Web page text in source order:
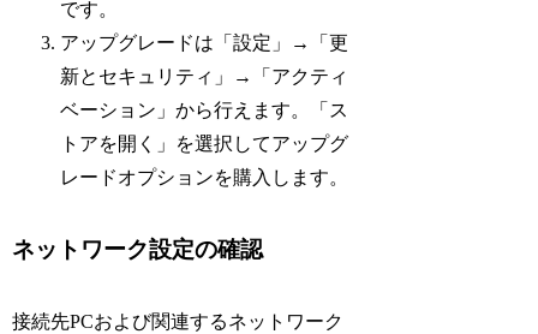
です。
アップグレードは「設定」→「更
新とセキュリティ」→「アクティ
ベーション」から行えます。「ス
トアを開く」を選択してアップグ
レードオプションを購入します。
ネットワーク設定の確認
接続先PCおよび関連するネットワーク